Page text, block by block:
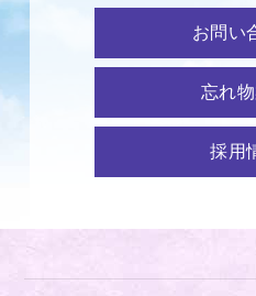
お問い
忘れ
採用